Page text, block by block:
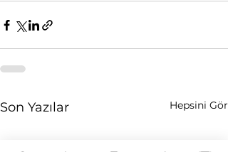
Son Yazılar Hepsini Gör